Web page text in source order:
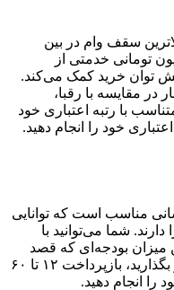
سقف وام در بین
خرید قسطی ۳۰۰ میلیون تومانی خدمتی از
توان خرید کمک می‌کند.
در مقایسه با رقبا،
با رتبه اعتباری خود
۶۰ ماهه برای کسانی مناسب است که توانایی
شما می‌توانید با
میزان بودجه‌ای که قصد
دارید هر ماه برای پرداخت اقساط کنار بگذارید، بازپرداخت ۱۲ تا ۶۰
را انجام دهید.